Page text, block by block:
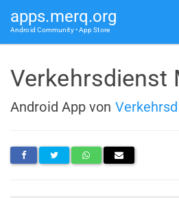
apps.merq.org
Android Community • App Store
Verkehrsdienst
Android App von